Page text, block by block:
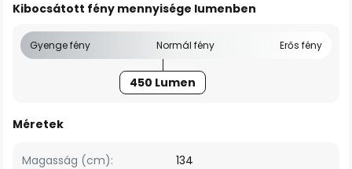
Kibocsátott fény mennyisége lumenben
Gyenge fény Normál fény Erős fény
450 Lumen
Méretek
Magasság (cm):
134